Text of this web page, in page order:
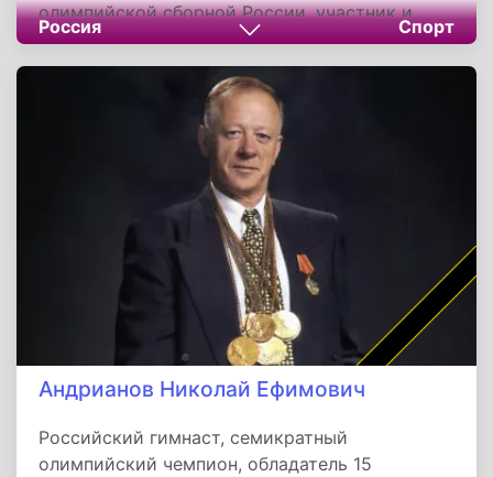
олимпийской сборной России, участник и
призер чемпионатов мира и Европы. С 2011 по
2013 год возглавлял тренерский штаб
национальной сборной. На посту главы
федерации активно развивает массовый
парусный спорт, инициировал программу
импортозамещения спортивных яхт и
добивается возвращения российских
спортсменов на международную арену,
включая Олимпийские игры-2028.
Россия Спорт
Андрианов Николай Ефимович
Российский гимнаст, семикратный
олимпийский чемпион, обладатель 15